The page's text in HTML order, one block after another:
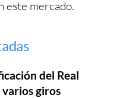
este mercado.
del Real
giros